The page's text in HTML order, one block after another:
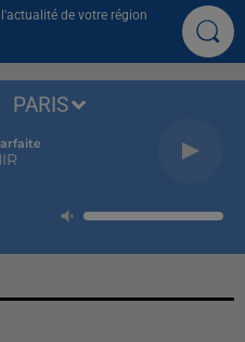
de votre région
PARIS